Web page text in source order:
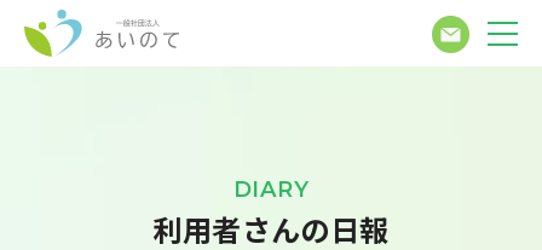
DIARY
利用者さんの日報